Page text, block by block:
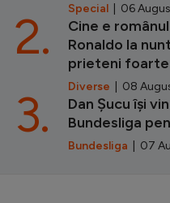
Special | 06
Cine e
Ronaldo la
prieteni foarte
Diverse | 08
2.
Dan Șucu își
Bundesliga
Bundesliga | 07
3.